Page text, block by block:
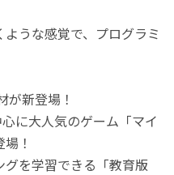
うな感覚で、プログラミ
新登場！
に大人気のゲーム「マイ
！
を学習できる「教育版